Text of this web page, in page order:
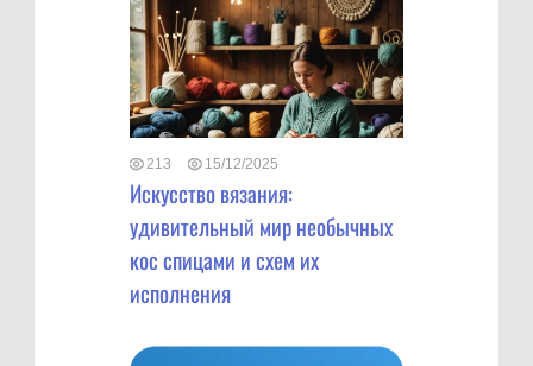
213 15/12/2025
Искусство вязания:
удивительный мир необычных
кос спицами и схем их
исполнения